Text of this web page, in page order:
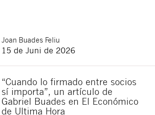
Joan Buades Feliu
15 de Juni de 2026
“Cuando lo firmado entre socios
sí importa”, un artículo de
Gabriel Buades en El Económico
de Ultima Hora